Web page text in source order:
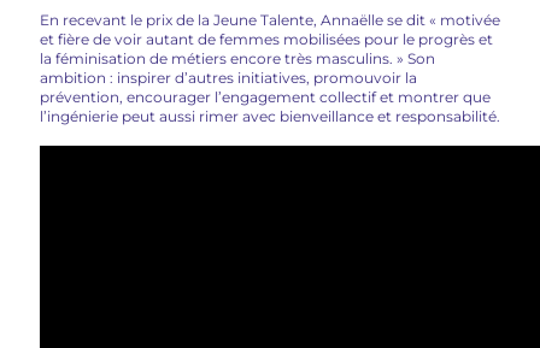
En recevant le prix de la Jeune Talente, Annaëlle se dit « motivée
et fière de voir autant de femmes mobilisées pour le progrès et
la féminisation de métiers encore très masculins. » Son
ambition : inspirer d’autres initiatives, promouvoir la
prévention, encourager l’engagement collectif et montrer que
l’ingénierie peut aussi rimer avec bienveillance et responsabilité.